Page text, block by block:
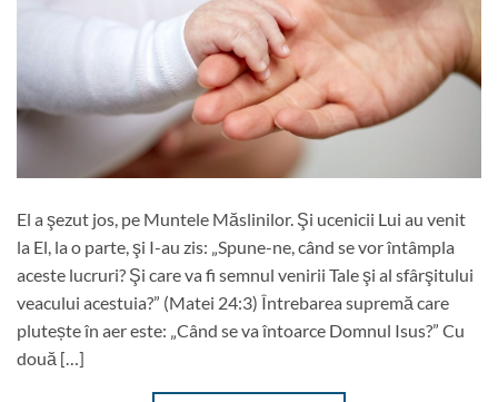
El a şezut jos, pe Muntele Măslinilor. Şi ucenicii Lui au venit
la El, la o parte, şi I-au zis: „Spune-ne, când se vor întâmpla
aceste lucruri? Şi care va fi semnul venirii Tale şi al sfârşitului
veacului acestuia?” (Matei 24:3) Întrebarea supremă care
plutește în aer este: „Când se va întoarce Domnul Isus?” Cu
două […]